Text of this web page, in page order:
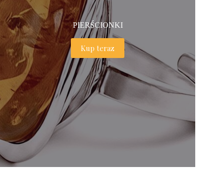
PIERŚCIONKI
Kup teraz